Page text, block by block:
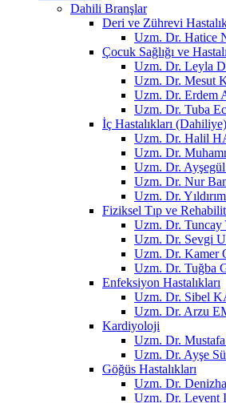
Dahili Branşlar
Deri ve Zührevi
Uzm. Dr. Hatice
Çocuk Sağlığı ve
Uzm. Dr. Leyla
Uzm. Dr. Mesut
Uzm. Dr. Erdem
Uzm. Dr. Tuba
İç Hastalıkları (Dahiliye)
Uzm. Dr. Halil
Uzm. Dr.
Uzm. Dr.
Uzm. Dr. Nur
Uzm. Dr.
Fiziksel Tıp ve
Uzm. Dr.
Uzm. Dr. Sevgi
Uzm. Dr.
Uzm. Dr. Tuğba
Enfeksiyon Hastalıkları
Uzm. Dr. Sibel
Uzm. Dr. Arzu
Kardiyoloji
Uzm. Dr.
Uzm. Dr. Ayşe
Göğüs Hastalıkları
Uzm. Dr.
Uzm. Dr. Levent